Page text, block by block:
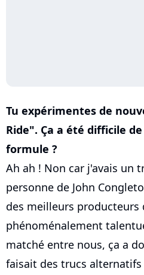
Tu expérimentes de
Ride". Ça a été difficile
formule ?
Ah ah ! Non car j'avais un
personne de John
des meilleurs producteurs
phénoménalement
matché entre nous, ça a
faisait des trucs